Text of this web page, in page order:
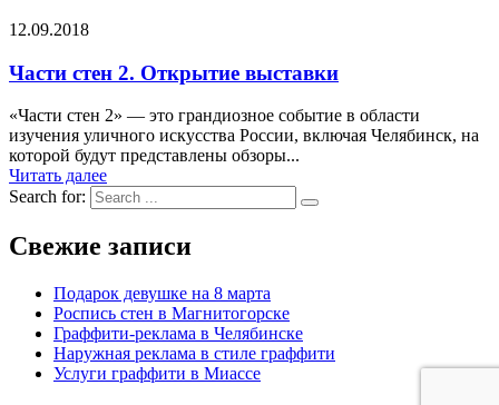
12.09.2018
Части стен 2. Открытие выставки
«Части стен 2» — это грандиозное событие в области
изучения уличного искусства России, включая Челябинск, на
которой будут представлены обзоры...
Читать далее
Search for:
Свежие записи
Подарок девушке на 8 марта
Роспись стен в Магнитогорске
Граффити-реклама в Челябинске
Наружная реклама в стиле граффити
Услуги граффити в Миассе